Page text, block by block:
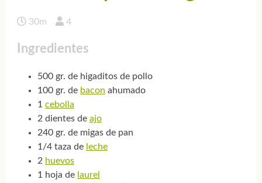
30m 4
Ingredientes
500 gr. de higaditos de pollo
100 gr. de bacon ahumado
1 cebolla
2 dientes de ajo
240 gr. de migas de pan
1/4 taza de leche
2 huevos
1 hoja de laurel